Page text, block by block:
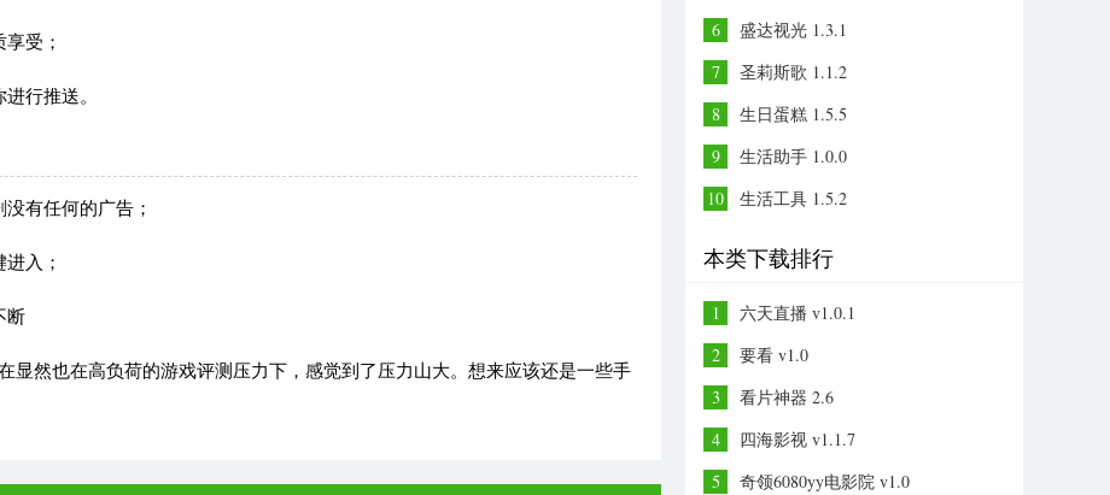
受；
行推送。
有任何的广告；
入；
断
然也在高负荷的游戏评测压力下，感觉到了压力山大。想来应该还是一些手
6
盛达视光 1.3.1
7
圣莉斯歌 1.1.2
8
生日蛋糕 1.5.5
9
生活助手 1.0.0
10
生活工具 1.5.2
本类下载排行
1
六天直播 v1.0.1
2
要看 v1.0
3
看片神器 2.6
4
四海影视 v1.1.7
5
奇领6080yy电影院 v1.0